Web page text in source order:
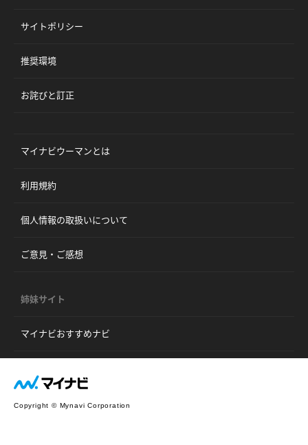
サイトポリシー
推奨環境
お詫びと訂正
マイナビウーマンとは
利用規約
個人情報の取扱いについて
ご意見・ご感想
姉妹サイト
マイナビおすすめナビ
Copyright © Mynavi Corporation